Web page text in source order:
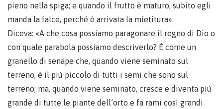
pieno nella spiga; e quando il frutto è maturo, subito egli
manda la falce, perché è arrivata la mietitura».
Diceva: «A che cosa possiamo paragonare il regno di Dio o
con quale parabola possiamo descriverlo? È come un
granello di senape che, quando viene seminato sul
terreno, è il più piccolo di tutti i semi che sono sul
terreno; ma, quando viene seminato, cresce e diventa più
grande di tutte le piante dell’orto e fa rami così grandi